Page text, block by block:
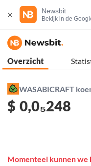
Newsbit
Bekijk in de
Overzicht
WASABICRAFT
$ 0,0₅248
Momenteel kunnen we